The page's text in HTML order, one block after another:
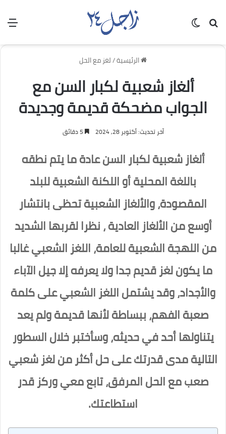
بحث عن
الرئيسية/لغز مع الحل
ألغاز شعبية لكبار السن مع
الجواب مضحكة قديمة وجديدة
آخر تحديث: أكتوبر 28, 2024
ألغاز شعبية لكبار السن عادة ما يتم نطقه
باللغة المحلية أو اللكنة الشعبية للبلد
المقصودة، والألغاز الشعبية تحظى بانتشار
أوسع من الألغاز العادية ، نظرا لقربها الشديد
من اللهجة الشعبية للعامة، اللغز الشعبي غالبا
ما يكون لغز قديم جدا ولا يعرفه إلا جيل الآباء
والأجداد، وقد يشتمل اللغز الشعبي على كلمة
صعبة الفهم، ببساطة لأنها قديمة ولم يعد
يتناولها أحد في حديثه، وسأختبر خلال السطور
التالية مدى قدرتك على حل أكثر من لغز شعبي
صعب مع الحل المرفق، تابع معي وركز قدر
استطاعتك.